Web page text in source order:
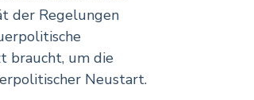
der Regelungen
braucht, um die
Neustart.